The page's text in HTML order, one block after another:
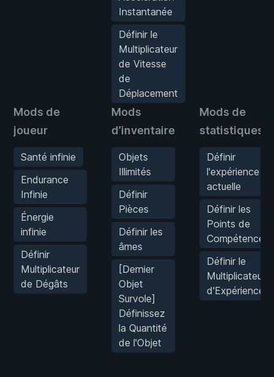
Instantanée
Définir le
Multiplicateur
de Vitesse
de
Déplacement
Mods de
joueur
Santé infinie
Endurance
Infinie
Énergie
infinie
Définir
Multiplicateur
de Dégâts
Mods
d’inventaire
Objets
Illimités
Définir
Pièces
Définir les
âmes
[Dernier
Objet
Survole]
Définissez
la Quantité
de l'Objet
Mods de
statistiques
Définir
l'expérience
actuelle
Définir les
Points de
Compétence
Définir le
Multiplicateur
d'Expérience